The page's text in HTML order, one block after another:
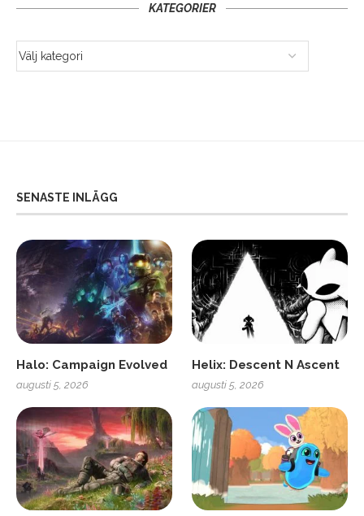
KATEGORIER
SENASTE INLÄGG
Halo: Campaign Evolved
augusti 5, 2026
Helix: Descent N Ascent
augusti 5, 2026